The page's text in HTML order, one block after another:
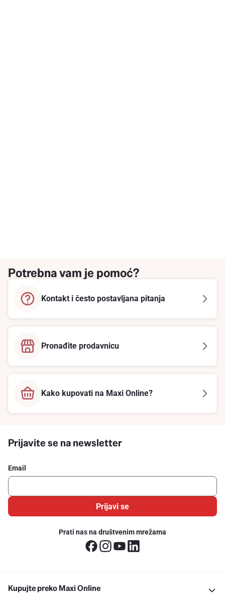
Potrebna vam je pomoć?
Kontakt i često postavljana pitanja
Pronađite prodavnicu
Kako kupovati na Maxi Online?
Prijavite se na newsletter
Email
Prijavi se
Prati nas na društvenim mrežama
Kupujte preko Maxi Online